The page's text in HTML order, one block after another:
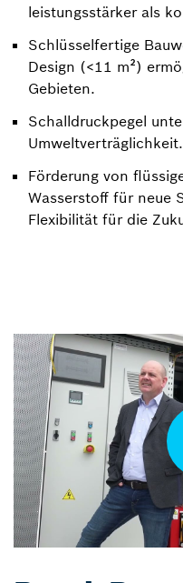
leistungsstärker als
Schlüsselfertige
Design (<11 m²)
Gebieten.
Schalldruckpegel
Umweltverträglichkeit.
Förderung von
Wasserstoff für neue
Flexibilität für die